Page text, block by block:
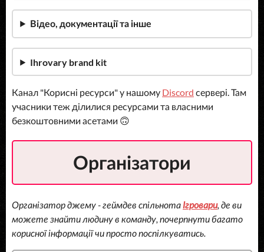
Відео, документації та інше
Ihrovary brand kit
Канал "Корисні ресурси" у нашому Discord сервері. Там
учасники теж ділилися ресурсами та власними
безкоштовними асетами 🙃
Організатори
Організатор джему - геймдев спільнота Ігровари, де ви
можете знайти людину в команду, почерпнути багато
корисної інформації чи просто поспілкуватись.